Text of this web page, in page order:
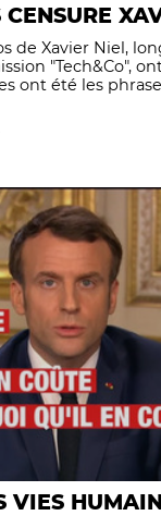
de Xavier Niel,
"Tech&Co",
ont été les
VIES